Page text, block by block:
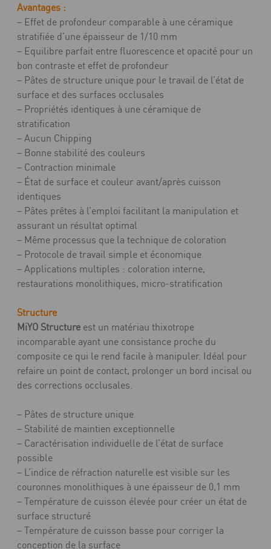
Avantages :
– Effet de profondeur comparable à une céramique
stratifiée d’une épaisseur de 1/10 mm
– Equilibre parfait entre fluorescence et opacité pour un
bon contraste et effet de profondeur
– Pâtes de structure unique pour le travail de l’état de
surface et des surfaces occlusales
– Propriétés identiques à une céramique de
stratification
– Aucun Chipping
– Bonne stabilité des couleurs
– Contraction minimale
– État de surface et couleur avant/après cuisson
identiques
– Pâtes prêtes à l’emploi facilitant la manipulation et
assurant un résultat optimal
– Même processus que la technique de coloration
– Protocole de travail simple et économique
– Applications multiples : coloration interne,
restaurations monolithiques, micro-stratification
Structure
MiYO Structure est un matériau thixotrope
incomparable ayant une consistance proche du
composite ce qui le rend facile à manipuler. Idéal pour
refaire un point de contact, prolonger un bord incisal ou
des corrections occlusales.
– Pâtes de structure unique
– Stabilité de maintien exceptionnelle
– Caractérisation individuelle de l’état de surface
possible
– L’indice de réfraction naturelle est visible sur les
couronnes monolithiques à une épaisseur de 0,1 mm
– Température de cuisson élevée pour créer un état de
surface structuré
– Température de cuisson basse pour corriger la
conception de la surface